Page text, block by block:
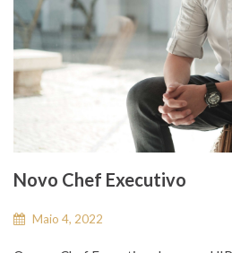
Novo Chef Executivo
Maio 4, 2022